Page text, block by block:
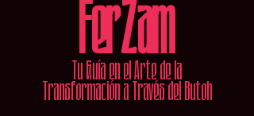
FerZam
Tu Guía en el Arte de la
Transformación a Través del Butoh